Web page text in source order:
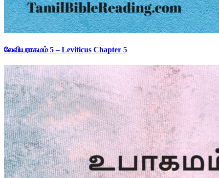
லேவியராகமம் 5 – Leviticus Chapter 5